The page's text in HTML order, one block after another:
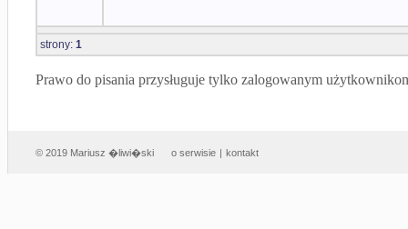
strony: 1
Prawo do pisania przysługuje tylko zalogowanym
© 2019 Mariusz �liwi�ski o serwisie | kontakt